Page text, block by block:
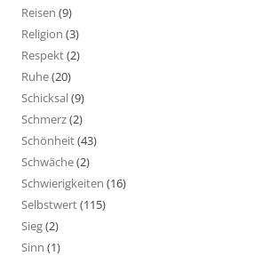
Reisen (9)
Religion (3)
Respekt(2)
Ruhe(20)
Schicksal(9)
Schmerz(2)
Schönheit(43)
Schwäche(2)
Schwierigkeiten (16)
Selbstwert(115)
Sieg(2)
Sinn (1)